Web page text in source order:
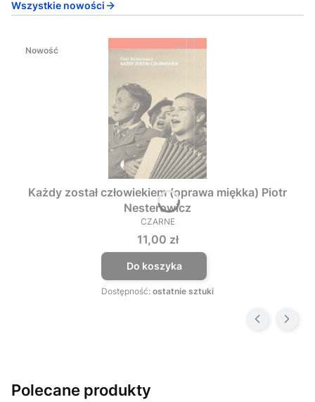
Wszystkie nowości
Nowość
Każdy został człowiekiem (oprawa miękka) Piotr
Nesterowicz
PRODUCENT
CZARNE
Cena
11,00 zł
Do koszyka
Dostępność: ostatnie sztuki
Polecane produkty